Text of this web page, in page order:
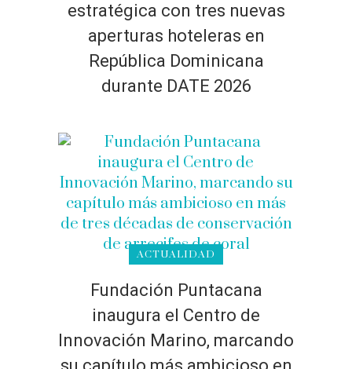
estratégica con tres nuevas
aperturas hoteleras en
República Dominicana
durante DATE 2026
ACTUALIDAD
Fundación Puntacana
inaugura el Centro de
Innovación Marino, marcando